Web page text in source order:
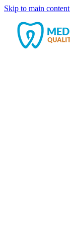
Skip to main content